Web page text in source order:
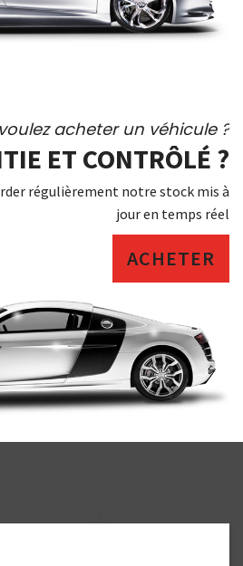
acheter un véhicule ?
ET CONTRÔLÉ ?
régulièrement notre stock mis à
jour en temps réel
ACHETER